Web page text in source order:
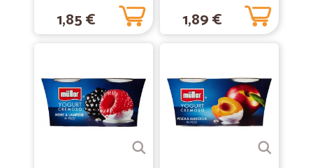
03/06/2020
Marcello M.
Prodotti buoni e freschissimi
05/12/2019
—Franco F.
ordine regolare
1,85 € 1,89 €